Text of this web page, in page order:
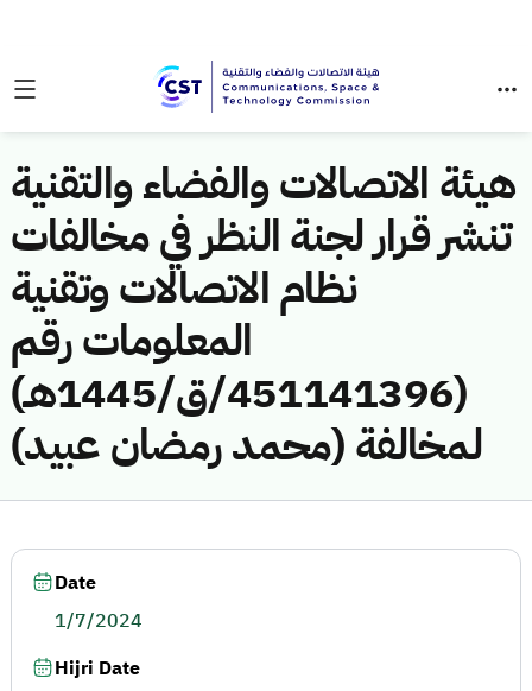
هيئة الاتصالات والفضاء والتقنية
تنشر قرار لجنة النظر في مخالفات
نظام الاتصالات وتقنية
المعلومات رقم
(451141396/ق/1445هـ)
لمخالفة (محمد رمضان عبيد)
Date
1/7/2024
Hijri Date